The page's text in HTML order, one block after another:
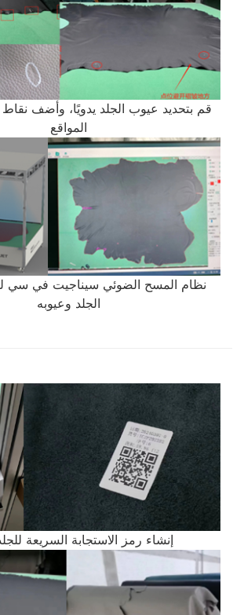
قم بتحديد عيوب الجلد يدويًا، وأضف نقاط
المواقع
نظام المسح الضوئي سيناجيت في سي
الجلد وعيوبه
إنشاء رمز الاستجابة السريعة للجلد